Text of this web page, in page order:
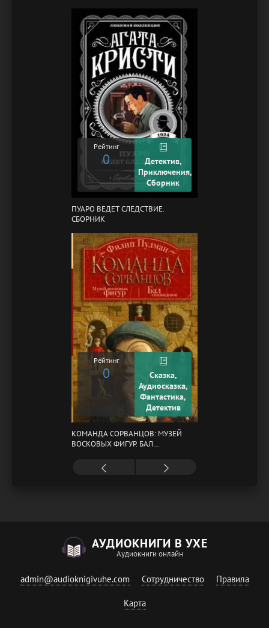
Рейтинг
0
Детектив,
Приключения,
Сборник
ПУАРО ВЕДЕТ СЛЕДСТВИЕ.
СБОРНИК
Рейтинг
0
Сказка,
Аудиосказка,
Фантастика,
Детектив
КОМАНДА СОРВАНЦОВ: МУЗЕЙ
ВОСКОВЫХ ФИГУР. БАЛ
АУДИОКНИГИ В УХЕ
Аудиокниги онлайн
admin@audioknigivuhe.com Сотрудничество Правила
Карта